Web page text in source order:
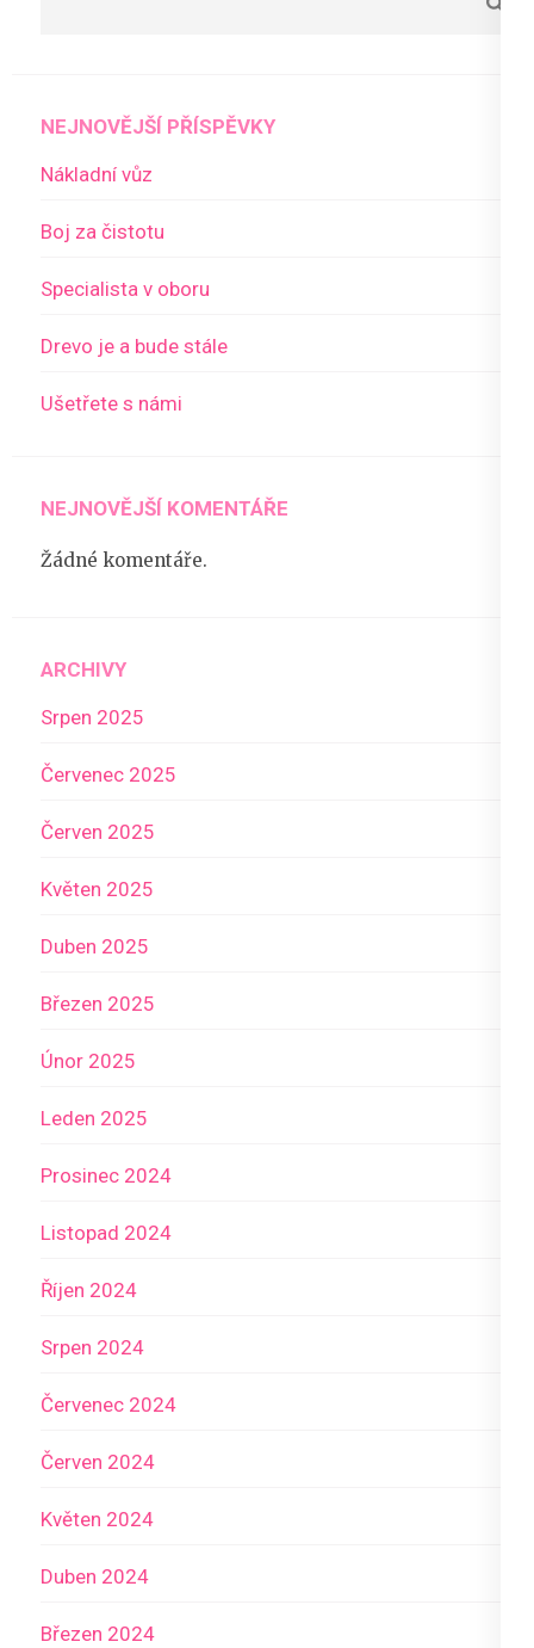
NEJNOVĚJŠÍ PŘÍSPĚVKY
Nákladní vůz
Boj za čistotu
Specialista v oboru
Drevo je a bude stále
Ušetřete s námi
NEJNOVĚJŠÍ KOMENTÁŘE
Žádné komentáře.
ARCHIVY
Srpen 2025
Červenec 2025
Červen 2025
Květen 2025
Duben 2025
Březen 2025
Únor 2025
Leden 2025
Prosinec 2024
Listopad 2024
Říjen 2024
Srpen 2024
Červenec 2024
Červen 2024
Květen 2024
Duben 2024
Březen 2024